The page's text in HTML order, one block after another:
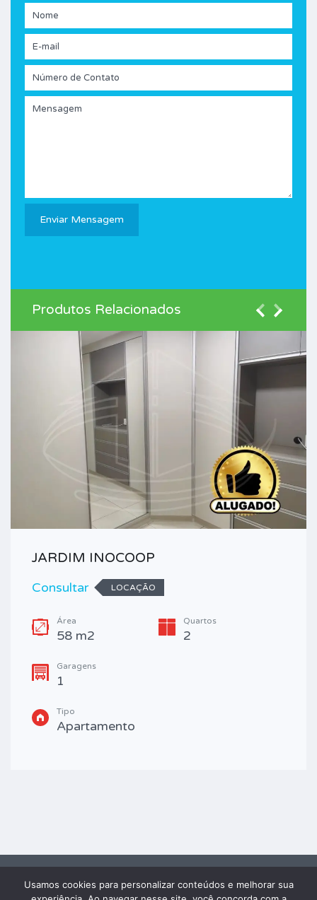
Produtos Relacionados
JARDIM INOCOOP
Consultar
LOCAÇÃO
Área
58 m2
Quartos
2
Garagens
1
Tipo
Apartamento
2026 FRAY IMÓVEIS® - TODOS OS DIREITOS RESERVADOS. Powered by
Usamos cookies para personalizar conteúdos e melhorar sua